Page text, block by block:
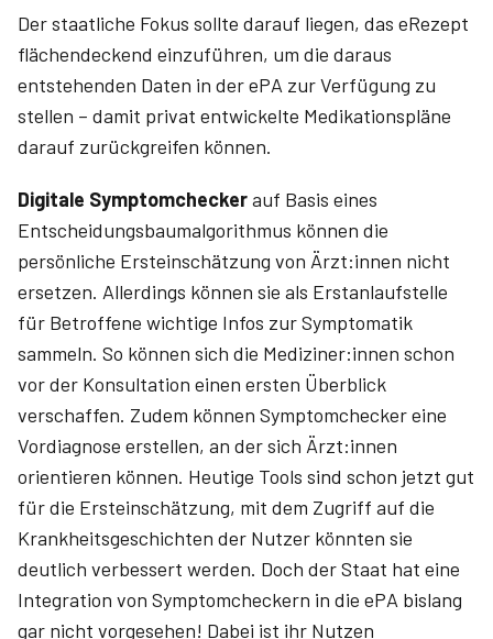
Der staatliche Fokus sollte darauf liegen, das eRezept
flächendeckend einzuführen, um die daraus
entstehenden Daten in der ePA zur Verfügung zu
stellen – damit privat entwickelte Medikationspläne
darauf zurückgreifen können.
Digitale Symptomcheckerauf Basis eines
Entscheidungsbaumalgorithmus können die
persönliche Ersteinschätzung von Ärzt:innen nicht
ersetzen. Allerdings können sie als Erstanlaufstelle
für Betroffene wichtige Infos zur Symptomatik
sammeln. So können sich die Mediziner:innen schon
vor der Konsultation einen ersten Überblick
verschaffen. Zudem können Symptomchecker eine
Vordiagnose erstellen, an der sich Ärzt:innen
orientieren können. Heutige Tools sind schon jetzt gut
für die Ersteinschätzung, mit dem Zugriff auf die
Krankheitsgeschichten der Nutzer könnten sie
deutlich verbessert werden. Doch der Staat hat eine
Integration von Symptomcheckern in die ePA bislang
gar nicht vorgesehen! Dabei ist ihr Nutzen